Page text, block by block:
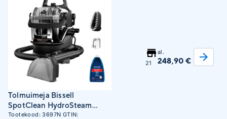
Tolmuimeja Bissell
SpotClean HydroSteam
Select 3697N
Tootekood:3697N GTIN:
21
al.
248,90 €